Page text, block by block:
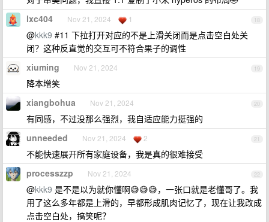
18
lxc404 Nov 21, 2024 1
@kkk9 #11 下拉打开对应的不是上滑关闭而是点击空白处关
闭？这种反直觉的交互可不符合果子的调性
19
xiuming Nov 21, 2024
降本增笑
20
xiangbohua Nov 21, 2024
有同感，不过没那么强烈，我自适应能力挺强的
21
unneeded Nov 21, 2024 2
不能快速展开所有家庭设备，我是真的很难接受
22
processzzp Nov 21, 2024
@kkk9 是不是以为就你懂啊😅😅😅，一张口就是老懂哥了。我
用了这么多年都是上滑的，早都形成肌肉记忆了，现在让我改成
点击空白处，搞笑呢？